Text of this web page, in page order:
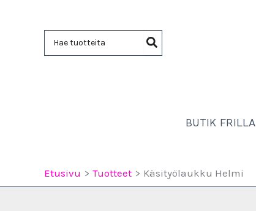
BUTIK FRILLA
Etusivu Tuotteet Käsityölaukku Helmi